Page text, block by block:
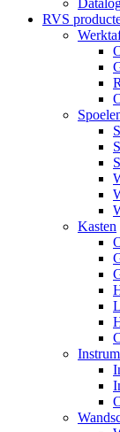
RVS
Kasten